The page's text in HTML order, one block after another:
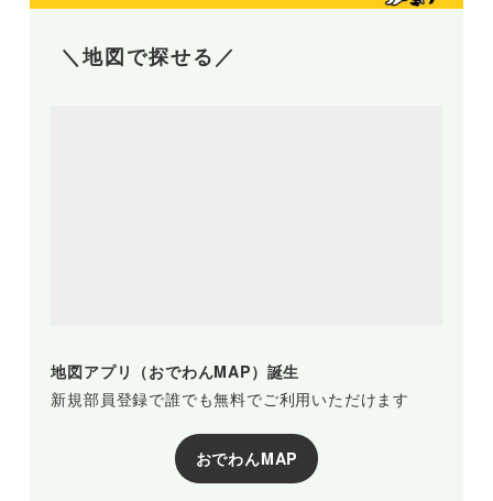
＼地図で探せる／
地図アプリ（おでわんMAP）誕生
新規部員登録で誰でも無料でご利用いただけます
おでわんMAP